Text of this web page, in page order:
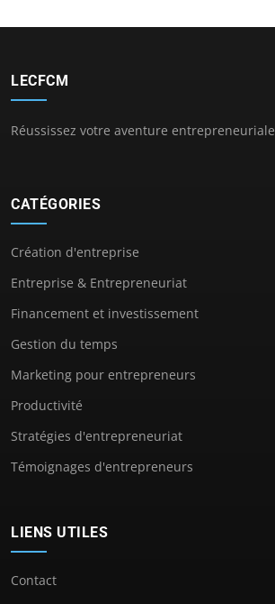
LECFCM
Réussissez votre aventure entrepreneuriale
CATÉGORIES
Création d'entreprise
Entreprise & Entrepreneuriat
Financement et investissement
Gestion du temps
Marketing pour entrepreneurs
Productivité
Stratégies d'entrepreneuriat
Témoignages d'entrepreneurs
LIENS UTILES
Contact